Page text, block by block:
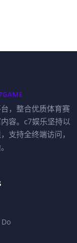
，整合优质体育赛
容。c7娱乐坚持以
支持全终端访问，